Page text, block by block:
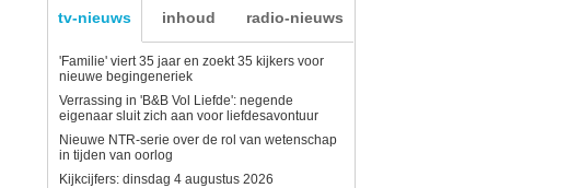
tv-nieuws inhoud radio-nieuws
'Familie' viert 35 jaar en zoekt 35 kijkers voor
nieuwe begingeneriek
Verrassing in 'B&B Vol Liefde': negende
eigenaar sluit zich aan voor liefdesavontuur
Nieuwe NTR-serie over de rol van wetenschap
in tijden van oorlog
Kijkcijfers: dinsdag 4 augustus 2026